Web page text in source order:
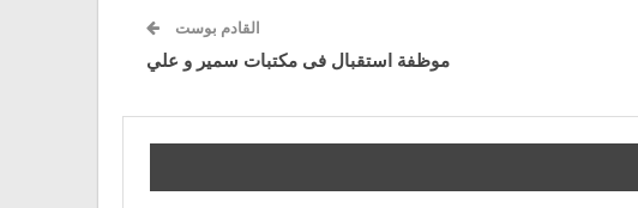
القادم بوست
موظفة استقبال فى مكتبات سمير و علي